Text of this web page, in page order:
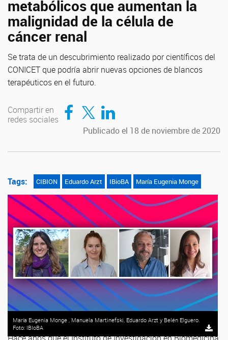
metabólicos que aumentan la
malignidad de la célula de
cáncer renal
Se trata de un descubrimiento realizado por científicos del
CONICET que podría abrir nuevas opciones de blancos
terapéuticos en el futuro.
Compartir en
redes sociales
Compartir en Facebook
Compartir en TwitterCompartir en LinkedIn
Publicado el 18 de noviembre de 2020
Tags: CIBION Eduardo Arzt IBioBA María Eugenia Monge
María Eugenia Monge , Manuela Martinefski, Eduardo Arzt y Belén Elguero.
Foto: IBIoBA